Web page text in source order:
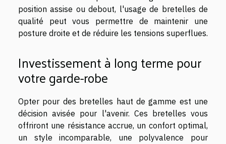
position assise ou debout, l'usage de bretelles de
qualité peut vous permettre de maintenir une
posture droite et de réduire les tensions superflues.
Investissement à long terme pour
votre garde-robe
Opter pour des bretelles haut de gamme est une
décision avisée pour l'avenir. Ces bretelles vous
offriront une résistance accrue, un confort optimal,
un style incomparable, une polyvalence pour